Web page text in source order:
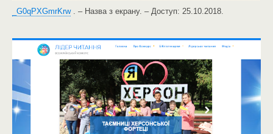
_G0qPXGmrKrw. – Назва з екрану. – Доступ: 25.10.2018.